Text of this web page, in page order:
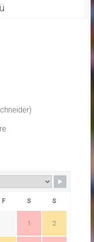
F S S
1 2